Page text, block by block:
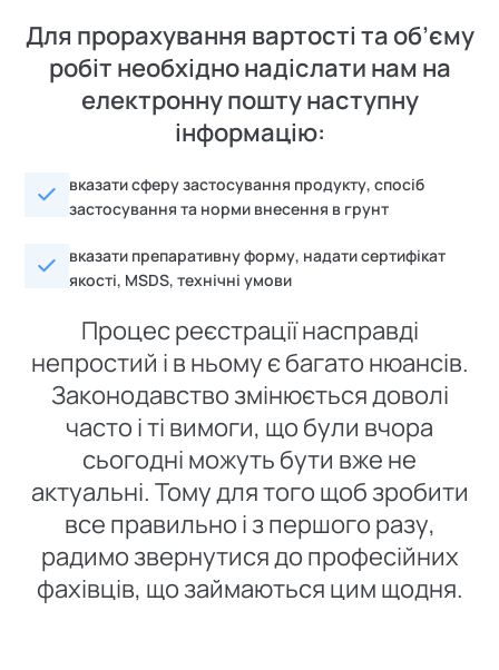
Для прорахування вартості та об’єму
робіт необхідно надіслати нам на
електронну пошту наступну
інформацію:
вказати сферу застосування продукту, спосіб
застосування та норми внесення в грунт
вказати препаративну форму, надати сертифікат
якості, MSDS, технічні умови
Процес реєстрації насправді
непростий і в ньому є багато нюансів.
Законодавство змінюється доволі
часто і ті вимоги, що були вчора
сьогодні можуть бути вже не
актуальні. Тому для того щоб зробити
все правильно і з першого разу,
радимо звернутися до професійних
фахівців, що займаються цим щодня.